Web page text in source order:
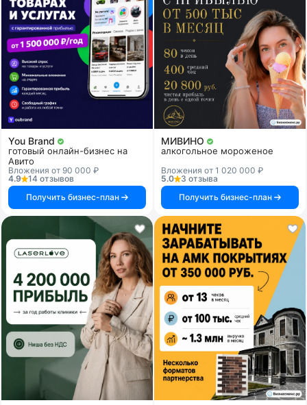
You Brand
готовый онлайн-бизнес на
Авито
Вложения от 90 000 ₽
4.9
14 отзывов
Получить бизнес-план
МИВИНО
алкогольное мороженое
Вложения от 1 020 000 ₽
5.0
3 отзыва
Получить бизнес-план